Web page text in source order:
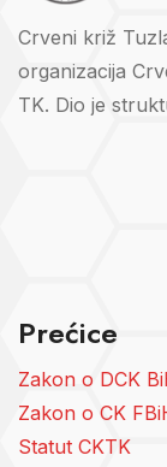
Crveni križ
organizacija
TK. Dio je
Prećice
Zakon o DCK
Zakon o CK
Statut CKTK